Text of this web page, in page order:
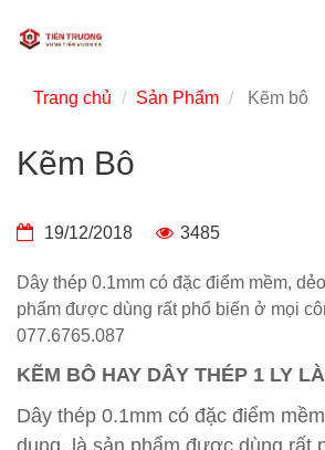
Kẽm Bô
19/12/2018 3485
Dây thép 0.1mm có đặc điểm mềm,
phẩm được dùng rất phổ biến ở mọi
077.6765.087
KẼM BÔ HAY DÂY THÉP 1 LY
Dây thép 0.1mm có đặc điểm
dụng, là sản phẩm được dùng rất
Trang chủ Sản Phẩm Kẽm bô